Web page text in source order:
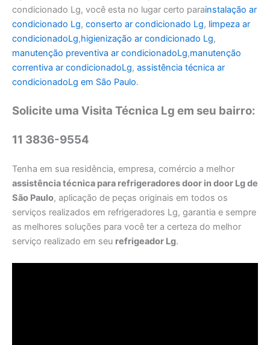
condicionado Lg, você esta no lugar certo parainstalação ar
condicionado Lg, conserto ar condicionado Lg, limpeza ar
condicionadoLg,higienização ar condicionado Lg,
manutenção preventiva ar condicionadoLg,manutenção
correntiva ar condicionadoLg, assistência técnica ar
condicionadoLg em São Paulo.
Solicite uma Visita Técnica Lg em seu bairro:
11 3836-9554
Tenha em sua residência, empresa, comércio a melhor
assistência técnica para refrigeradores door in door Lg de
São Paulo, aplicação de peças originais em todos os
serviços realizados em refrigeradores Lg, garantia e sempre
as melhores soluções para você ter a certeza do melhor
serviço realizado em seu refrigeador Lg.